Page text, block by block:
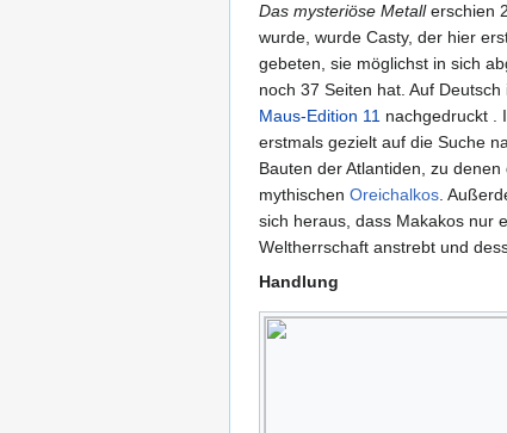
Das mysteriöse Metallerschien
wurde, wurde Casty, der hier
gebeten, sie möglichst in sich
noch 37 Seiten hat. Auf
Maus-Edition 11 nachgedruckt .
erstmals gezielt auf die Suche
Bauten der Atlantiden, zu denen
mythischen Oreichalkos.
sich heraus, dass Makakos nur
Weltherrschaft anstrebt und
Handlung